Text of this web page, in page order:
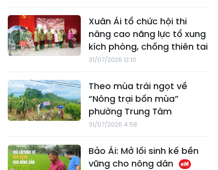
Xuân Ái tổ chức hội thi
nâng cao năng lực tổ xung
kích phòng, chống thiên tai
31/07/2026 12:10
Theo mùa trái ngọt về
“Nông trại bốn mùa”
phường Trung Tâm
31/07/2026 4:58
Bảo Ái: Mở lối sinh kế bền
vững cho nông dân